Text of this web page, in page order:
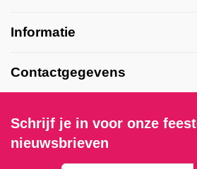
Informatie
Contactgegevens
Schrijf je in voor onze
nieuwsbrieven